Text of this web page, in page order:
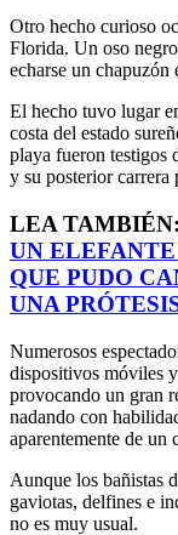
Otro hecho curioso
Florida. Un oso
echarse un chapuzón
El hecho tuvo lugar
costa del estado
playa fueron testigos
y su posterior carrera
LEA TAMBIÉN:
UN
QUE PUDO
UNA
Numerosos
dispositivos móviles
provocando un gran
nadando con
aparentemente de un
Aunque los bañistas
gaviotas, delfines e
no es muy usual.